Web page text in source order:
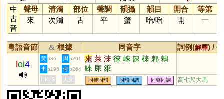
中
古
音
聲母 清濁 部位 聲調 韻攝 韻目 開合
等第
來
次濁 舌 平 蟹 咍/咍 開 一
粵語音節 & 根據 同音字 詞例(解釋) /
oi4
黃 p36 周 p201 來 萊 淶 徠 崍 錸 棶 郲 鶆
鯠 庲 箂
李 p196 何 p264
HKLS 人文 同聲同韻 同韻同調 同聲同調 高七尺大馬